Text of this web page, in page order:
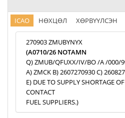
ICAO НӨХЦӨЛ ХӨРВҮҮЛСЭН
270903 ZMUBYNYX
(A0710/26 NOTAMN
Q) ZMUB/QFUXX/IV/BO /A /000/
A) ZMCK B) 2607270930 C)
E) DUE TO SUPPLY SHORTAGE
CONTACT
FUEL SUPPLIERS.)